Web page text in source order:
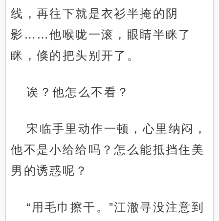
线，再往下就是衣衫半掩的阴
影……他喉咙一滚，眼睛半眯了
眯，倏的把头别开了。
诶？他怎么不看？
宋临手里动作一顿，心里纳闷，
他不是小给给吗？怎么能抵挡住美
男的诱惑呢？
“用毛巾擦干。”江澈寻没注意到